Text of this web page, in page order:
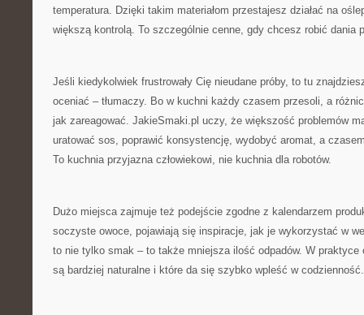
temperatura. Dzięki takim materiałom przestajesz działać na
większą kontrolą. To szczególnie cenne, gdy chcesz robić dania
Jeśli kiedykolwiek frustrowały Cię nieudane próby, to tu
oceniać – tłumaczy. Bo w kuchni każdy czasem przesoli, a
jak zareagować. JakieSmaki.pl uczy, że większość problemów
uratować sos, poprawić konsystencję, wydobyć aromat, a
To kuchnia przyjazna człowiekowi, nie kuchnia dla robotów.
Dużo miejsca zajmuje też podejście zgodne z kalendarzem
soczyste owoce, pojawiają się inspiracje, jak je wykorzystać w
to nie tylko smak – to także mniejsza ilość odpadów. W praktyce
są bardziej naturalne i które da się szybko wpleść w codzienność.